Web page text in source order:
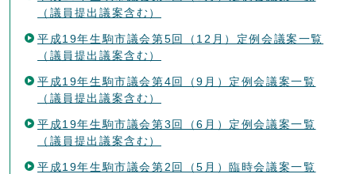
（議員提出議案含む）
平成19年生駒市議会第5回（12月）定例会議案一覧
（議員提出議案含む）
平成19年生駒市議会第4回（9月）定例会議案一覧
（議員提出議案含む）
平成19年生駒市議会第3回（6月）定例会議案一覧
（議員提出議案含む）
平成19年生駒市議会第2回（5月）臨時会議案一覧